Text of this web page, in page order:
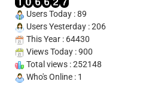
Users Today : 89
Users Yesterday : 206
This Year : 64430
Views Today : 900
Total views : 252148
Who's Online : 1